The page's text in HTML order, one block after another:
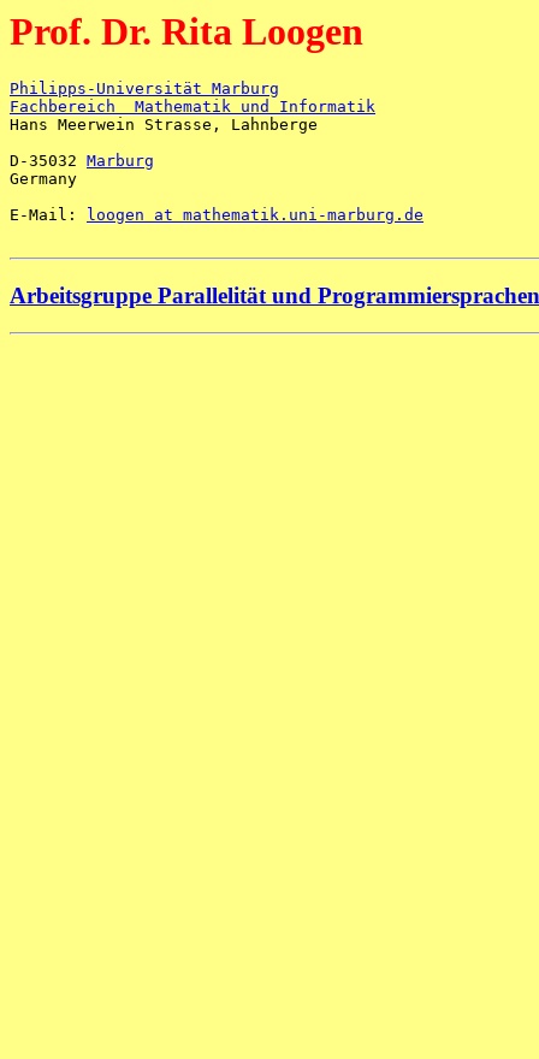
Prof. Dr. Rita Loogen
Philipps-Universität Marburg
Fachbereich  Mathematik und Informatik
Hans Meerwein Strasse, Lahnberge
D-35032 Marburg
Germany
E-Mail:
loogen at mathematik.uni-marburg.de
Arbeitsgruppe Parallelität und Programmiersprachen